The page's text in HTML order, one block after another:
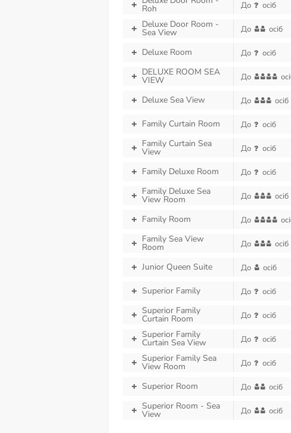
Roh До осіб
Deluxe Door Room -
Sea View До осіб
Deluxe Room До осіб
DELUXE ROOM SEA
VIEW До
Deluxe Sea View До осіб
Family Curtain Room До осіб
Family Curtain Sea
View До осіб
Family Deluxe Room До осіб
Family Deluxe Sea
View Room До осіб
Family Room До
Family Sea View
Room До осіб
Junior Queen Suite До осіб
Superior Family До осіб
Superior Family
Curtain Room До осіб
Superior Family
Curtain Sea View До осіб
Superior Family Sea
View Room До осіб
Superior Room До осіб
Superior Room - Sea
View До осіб